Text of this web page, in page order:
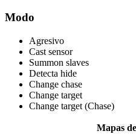
Modo
Agresivo
Cast sensor
Summon slaves
Detecta hide
Change chase
Change target
Change target (Chase)
Mapas